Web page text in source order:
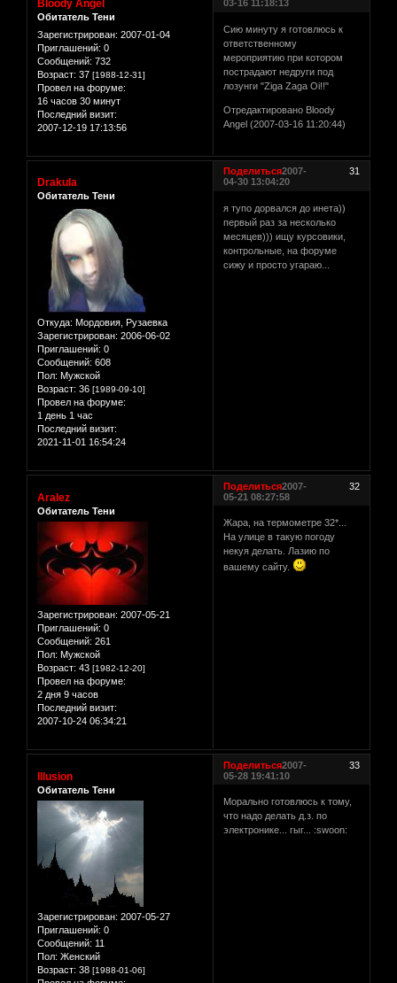
03-16 11:18:13
Bloody Angel
Обитатель Тени
Зарегистрирован: 2007-01-04
Приглашений: 0
Сообщений: 732
Возраст: 37 [1988-12-31]
Провел на форуме:
16 часов 30 минут
Последний визит:
2007-12-19 17:13:56
Сию минуту я готовлюсь к
ответственному
мероприятию при котором
пострадают недруги под
лозунги "Ziga Zaga Oi!!"
Отредактировано Bloody
Angel (2007-03-16 11:20:44)
Поделиться 31
2007-
04-30 13:04:20
Drakula
Обитатель Тени
Откуда: Мордовия, Рузаевка
Зарегистрирован: 2006-06-02
Приглашений: 0
Сообщений: 608
Пол: Мужской
Возраст: 36 [1989-09-10]
Провел на форуме:
1 день 1 час
Последний визит:
2021-11-01 16:54:24
я тупо дорвался до инета))
первый раз за несколько
месяцев))) ищу курсовики,
контрольные, на форуме
сижу и просто угараю...
Поделиться 32
2007-
05-21 08:27:58
Aralez
Обитатель Тени
Зарегистрирован: 2007-05-21
Приглашений: 0
Сообщений: 261
Пол: Мужской
Возраст: 43 [1982-12-20]
Провел на форуме:
2 дня 9 часов
Последний визит:
2007-10-24 06:34:21
Жара, на термометре 32*...
На улице в такую погоду
некуя делать. Лазию по
вашему сайту.
Поделиться 33
2007-
05-28 19:41:10
Illusion
Обитатель Тени
Зарегистрирован: 2007-05-27
Приглашений: 0
Сообщений: 11
Пол: Женский
Возраст: 38 [1988-01-06]
Морально готовлюсь к тому,
что надо делать д.з. по
электронике... гыг... :swoon: